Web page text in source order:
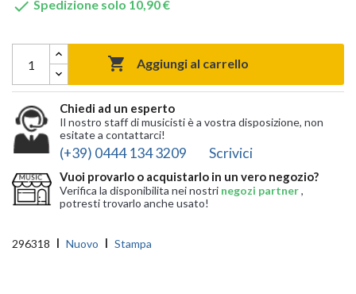
 Spedizione solo 10,90 €
 Aggiungi al carrello
Chiedi ad un esperto
Il nostro staff di musicisti è a vostra disposizione, non
esitate a contattarci!
(+39) 0444 134 3209 Scrivici
Vuoi provarlo o acquistarlo in un vero negozio?
Verifica la disponibilita nei nostri negozi partner,
potresti trovarlo anche usato!
296318 Nuovo Stampa